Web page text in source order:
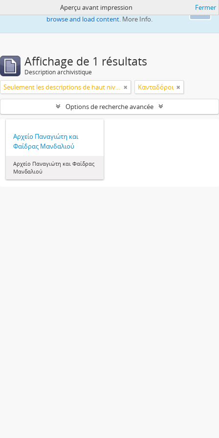
Ok
This website uses cookies to enhance your ability to
browse and load content. More Info.
Aperçu avant impression Fermer
Affichage de 1 résultats
Description archivistique
Seulement les descriptions de haut niveau Κανταδόροι
Options de recherche avancée
Αρχείο Παναγιώτη και
Φαίδρας Μανδαλιού
Αρχείο Παναγιώτη και Φαίδρας
Μανδαλιού